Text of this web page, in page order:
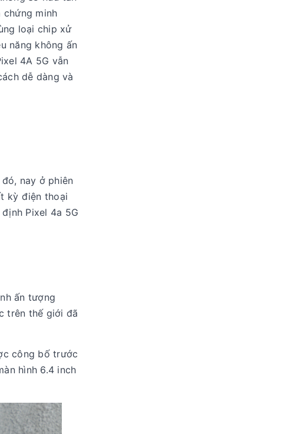
minh
loại chip xử
năng không ấn
4A 5G vẫn
dễ dàng và
nay ở phiên
kỳ điện thoại
Pixel 4a 5G
ấn tượng
trên thế giới đã
công bố trước
hình 6.4 inch